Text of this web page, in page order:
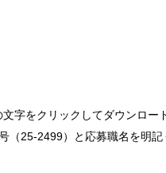
字をクリックしてダウンロー
（25-2499）と応募職名を明記